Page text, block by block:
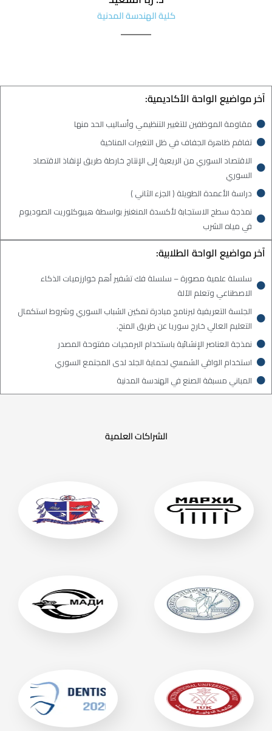
كلية الهندسة المدنية
آخر مواضيع الواحة الأكاديمية:
مقاومة الموظفين للتغيير التنظيمي وأساليب الحد منها
تفاقم ظاهرة الجفاف في ظل التغيرات المناخية
الاقتصاد السوري من الريعية إلى الإنتاج خارطة طريق لإنقاذ الاقتصاد
السوري
دراسة الأعمدة الطويلة ( الجزء الثاني )
نمذجة سطح الاستجابة لأكسدة المنغنيز بواسطة هيبوكلوريت الصوديوم
في مياه الشرب
آخر مواضيع الواحة الطلابية:
سلسلة علمية مصورة – سلسلة فك تشفير أهم خوارزميات الذكاء
الاصطناعي وتعلم الآلة
الجلسة التعريفية لبرنامج مبادرة تمكين الشباب السوري وشروط استكمال
التعليم العالي خارج سوريا عن طريق المنح.
نمذجة العناصر الإنشائية باستخدام البرمجيات مفتوحة المصدر
استخدام الواقي الشمسي لحماية الجلد لدى المجتمع السوري
المباني مسبقة الصنع في الهندسة المدنية
الشراكات العلمية